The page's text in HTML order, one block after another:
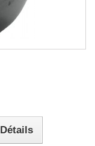
Détails